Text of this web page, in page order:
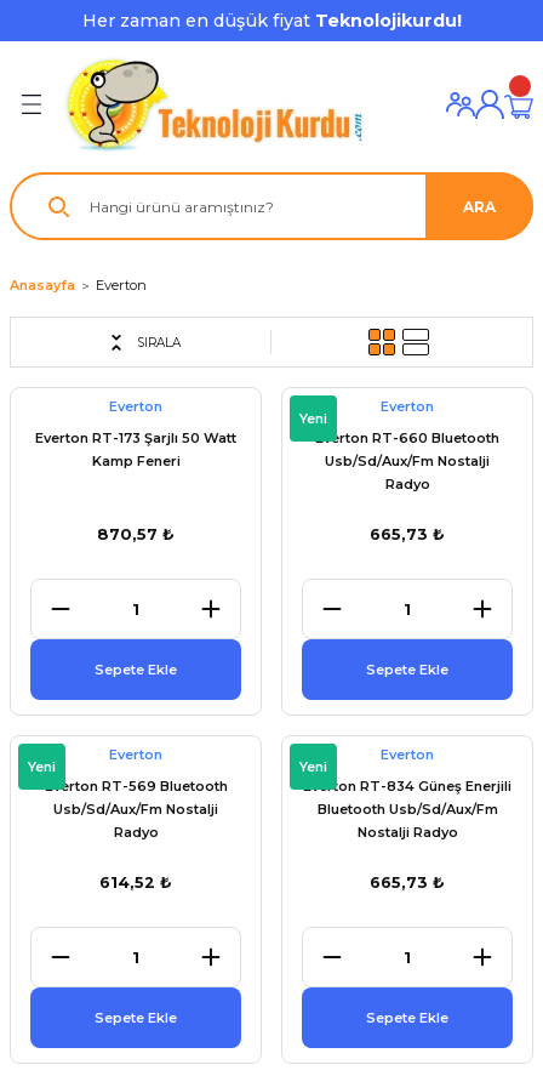
Her zaman en düşük fiyat Teknolojikurdu!
Geri Dön
Geri Dön
ve Ekipmanları
Geri Dön
Çevre Birimleri
Çevirici
Geri Dön
Geri Dön
Geri Dön
Geri Dön
Aksesuarları
/ Powerbank
ARA
Anasayfa Everton
SIRALA
Everton
Everton RT-173 Şarjlı 50 Watt
Kamp Feneri
870,57 ₺
Sepete Ekle
Yeni
Everton
Everton RT-660 Bluetooth
Usb/Sd/Aux/Fm Nostalji
Radyo
665,73 ₺
Sepete Ekle
Yeni
Everton
Everton RT-569 Bluetooth
Usb/Sd/Aux/Fm Nostalji
Radyo
614,52 ₺
Sepete Ekle
Yeni
Everton
Everton RT-834 Güneş Enerjili
Bluetooth Usb/Sd/Aux/Fm
Nostalji Radyo
665,73 ₺
Sepete Ekle